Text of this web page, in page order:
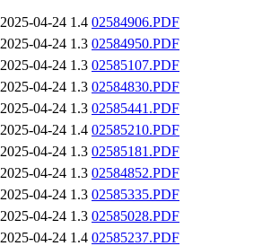
2025-04-24 1.4 02584906.PDF
2025-04-24 1.3 02584950.PDF
2025-04-24 1.3 02585107.PDF
2025-04-24 1.3 02584830.PDF
2025-04-24 1.3 02585441.PDF
2025-04-24 1.4 02585210.PDF
2025-04-24 1.3 02585181.PDF
2025-04-24 1.3 02584852.PDF
2025-04-24 1.3 02585335.PDF
2025-04-24 1.3 02585028.PDF
2025-04-24 1.4 02585237.PDF